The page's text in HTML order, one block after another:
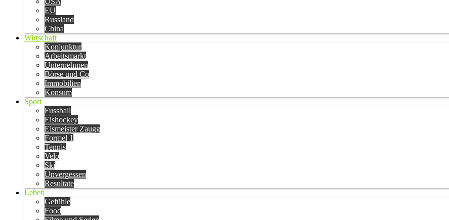
EU
Russland
China
Wirtschaft
Konjunktur
Arbeitsmarkt
Unternehmen
Börse und Co
Immobilien
Konsum
Sport
Fussball
Eishockey
Eismeister Zaugg
Formel 1
Tennis
Velo
Ski
Unvergessen
Resultate
Leben
Gefühle
Food